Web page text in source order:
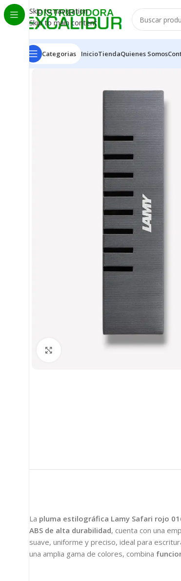
Skip to navigation
Skip to main content
Categorias InicioTiendaQuienes Somos
Clic para ampliar
La pluma estilográfica Lamy Safari rojo
ABS de alta durabilidad, cuenta con una
suave, uniforme y preciso, ideal para
una amplia gama de colores, combina